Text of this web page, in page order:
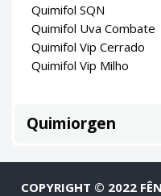
Quimifol SQN
Quimifol Uva Combate
Quimifol Vip Cerrado
Quimifol Vip Milho
Quimiorgen
COPYRIGHT © 2022